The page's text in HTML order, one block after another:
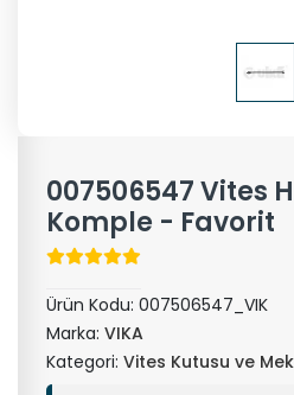
007506547 Vites
Komple - Favorit
Ürün Kodu: 007506547_VIK
Marka: VIKA
Kategori: Vites Kutusu ve